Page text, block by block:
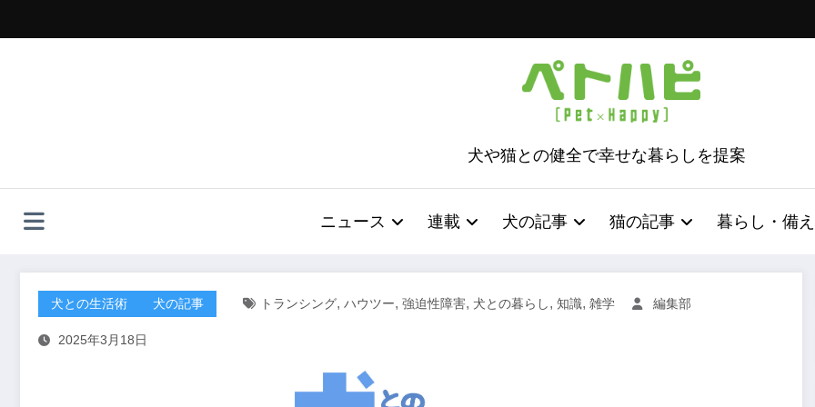
ッ
犬や猫との健全で幸せな暮らしを提案
ニュース 連載 犬の記事 猫の記事 暮らし・備え
犬との生活術 犬の記事 トランシング, ハウツー, 強迫性障害, 犬との暮らし, 知識, 雑学 編集部
2025年3月18日